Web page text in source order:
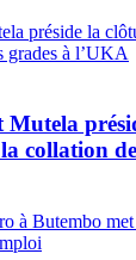
collation